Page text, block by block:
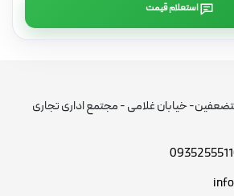
استعلام قیمت
خیابان غلامی - مجتمع اداری تجاری